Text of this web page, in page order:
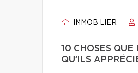
IMMOBILIER
10 CHOSES QUE
QU’ILS